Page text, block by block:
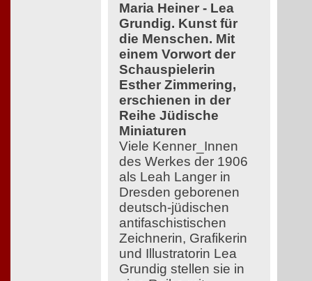
Maria Heiner - Lea
Grundig. Kunst für
die Menschen. Mit
einem Vorwort der
Schauspielerin
Esther Zimmering,
erschienen in der
Reihe Jüdische
Miniaturen
Viele Kenner_Innen
des Werkes der 1906
als Leah Langer in
Dresden geborenen
deutsch-jüdischen
antifaschistischen
Zeichnerin, Grafikerin
und Illustratorin Lea
Grundig stellen sie in